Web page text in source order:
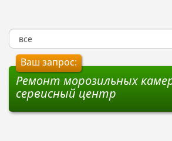
Ваш запрос:
Ремонт морозильных
сервисный центр